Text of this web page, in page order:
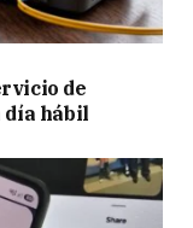
de
hábil